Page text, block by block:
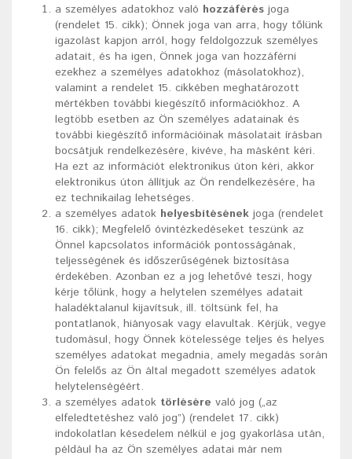
a személyes adatokhoz való hozzáférés joga
(rendelet 15. cikk); Önnek joga van arra, hogy tőlünk
igazolást kapjon arról, hogy feldolgozzuk személyes
adatait, és ha igen, Önnek joga van hozzáférni
ezekhez a személyes adatokhoz (másolatokhoz),
valamint a rendelet 15. cikkében meghatározott
mértékben további kiegészítő információkhoz. A
legtöbb esetben az Ön személyes adatainak és
további kiegészítő információinak másolatait írásban
bocsátjuk rendelkezésére, kivéve, ha másként kéri.
Ha ezt az információt elektronikus úton kéri, akkor
elektronikus úton állítjuk az Ön rendelkezésére, ha
ez technikailag lehetséges.
a személyes adatok helyesbítésének joga (rendelet
16. cikk); Megfelelő óvintézkedéseket teszünk az
Önnel kapcsolatos információk pontosságának,
teljességének és időszerűségének biztosítása
érdekében. Azonban ez a jog lehetővé teszi, hogy
kérje tőlünk, hogy a helytelen személyes adatait
haladéktalanul kijavítsuk, ill. töltsünk fel, ha
pontatlanok, hiányosak vagy elavultak. Kérjük, vegye
tudomásul, hogy Önnek kötelessége teljes és helyes
személyes adatokat megadnia, amely megadás során
Ön felelős az Ön által megadott személyes adatok
helytelenségéért.
a személyes adatok törlésére való jog („az
elfeledtetéshez való jog”) (rendelet 17. cikk)
indokolatlan késedelem nélkül e jog gyakorlása után,
például ha az Ön személyes adatai már nem